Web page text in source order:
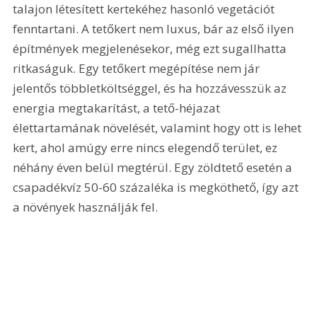
talajon létesített kertekéhez hasonló vegetációt
fenntartani. A tetőkert nem luxus, bár az első ilyen
építmények megjelenésekor, még ezt sugallhatta
ritkaságuk. Egy tetőkert megépítése nem jár
jelentős többletköltséggel, és ha hozzávesszük az
energia megtakarítást, a tető-héjazat
élettartamának növelését, valamint hogy ott is lehet
kert, ahol amúgy erre nincs elegendő terület, ez
néhány éven belül megtérül. Egy zöldtető esetén a
csapadékvíz 50-60 százaléka is megköthető, így azt
a növények használják fel.